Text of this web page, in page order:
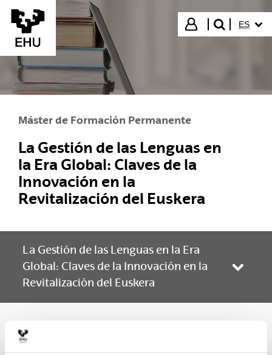
Saltar al contenido principal
Iniciar sesión
buscar"
ES
Máster de Formación Permanente
La Gestión de las Lenguas en
la Era Global: Claves de la
Innovación en la
Revitalización del Euskera
La Gestión de las Lenguas en la Era
Global: Claves de la Innovación en la
Revitalización del Euskera
Materia